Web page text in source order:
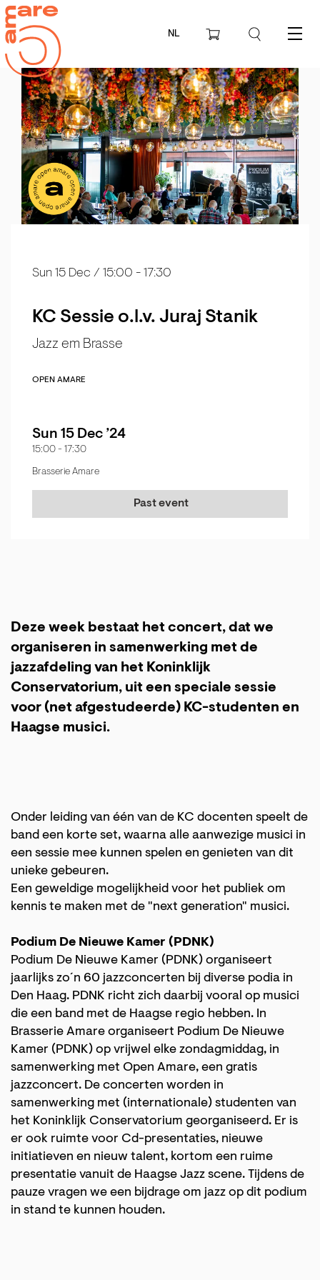
NL Menu
KC Sessie o.l.v. Juraj Stanik
Jazz em Brasse
Sun 15 Dec / 15:00 - 17:30
OPEN AMARE
Sun 15 Dec ’24
15:00 - 17:30
Brasserie Amare
Past event
Deze week bestaat het concert, dat we
organiseren in samenwerking met de
jazzafdeling van het Koninklijk
Conservatorium, uit een speciale sessie
voor (net afgestudeerde) KC-studenten en
Haagse musici.
Onder leiding van één van de KC docenten speelt de
band een korte set, waarna alle aanwezige musici in
een sessie mee kunnen spelen en genieten van dit
unieke gebeuren.
Een geweldige mogelijkheid voor het publiek om
kennis te maken met de "next generation" musici.
Podium De Nieuwe Kamer (PDNK)
Podium De Nieuwe Kamer (PDNK) organiseert
jaarlijks zo´n 60 jazzconcerten bij diverse podia in
Den Haag. PDNK richt zich daarbij vooral op musici
die een band met de Haagse regio hebben. In
Brasserie Amare organiseert Podium De Nieuwe
Kamer (PDNK) op vrijwel elke zondagmiddag, in
samenwerking met Open Amare, een gratis
jazzconcert. De concerten worden in
samenwerking met (internationale) studenten van
het Koninklijk Conservatorium georganiseerd. Er is
er ook ruimte voor Cd-presentaties, nieuwe
initiatieven en nieuw talent, kortom een ruime
presentatie vanuit de Haagse Jazz scene. Tijdens de
pauze vragen we een bijdrage om jazz op dit podium
in stand te kunnen houden.